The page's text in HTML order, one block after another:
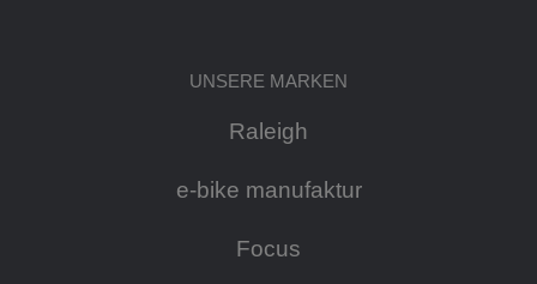
UNSERE MARKEN
Raleigh
e-bike manufaktur
Focus